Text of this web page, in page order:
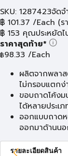
SKU: 1287423จัดจ
฿ 101.37 /Each (ร
฿ 153 คุณประหยัดไ
ราคาสุดท้าย*
฿98.33 /Each
ผลิตจากพลา
ไม่กรอบแตกง่
ขอบถาดโค้ง
ได้หลายประเภ
ออกแบบถาดห
ออกมาด้านน
รายละเอียดสินค้า